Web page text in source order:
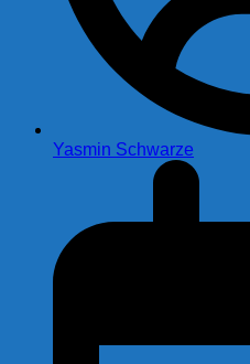
Yasmin Schwarze